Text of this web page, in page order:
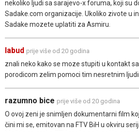
nekoliko ljudi sa sarajevo-x foruma, koji su
Sadake.com organizacije. Ukoliko zivote u
Sadake mozete uplatiti za Asmiru.
labud prije više od 20 godina
znali neko kako se moze stupiti u kontakt
porodicom zelim pomoci tim nesretnim
razumno bice prije više od 20 godina
O ovoj zeni je snimljen dokumentarni film
čini mi se, emitovan na FTV BiH u okviru